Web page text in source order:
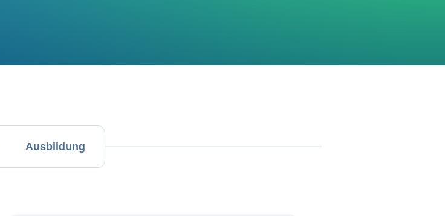
Ausbildung